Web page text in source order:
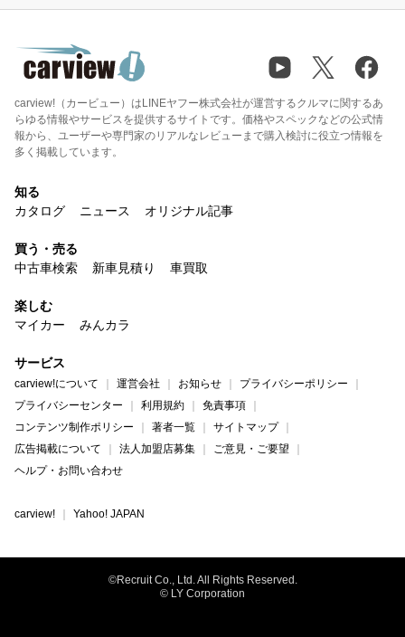
carview!（カービュー）はLINEヤフー株式会社が運営するクルマに関するあ
らゆる情報やサービスを提供するサイトです。価格やスペックなどの公式情
報から、ユーザーや専門家のリアルなレビューまで購入検討に役立つ情報を
多く掲載しています。
知る
カタログ
ニュース オリジナル記事
買う・売る
中古車検索
新車見積り 車買取
楽しむ
マイカー
みんカラ
サービス
carview!について 運営会社 お知らせ
プライバシーポリシー
プライバシーセンター
利用規約
免責事項
コンテンツ制作ポリシー
著者一覧
サイトマップ
広告掲載について
法人加盟店募集
ご意見・ご要望
ヘルプ・お問い合わせ
carview! Yahoo! JAPAN
©Recruit Co., Ltd. All Rights Reserved.
© LY Corporation